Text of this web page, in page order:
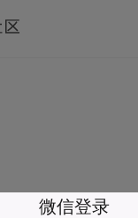
微信登录